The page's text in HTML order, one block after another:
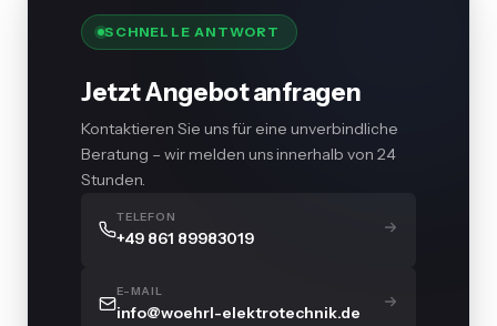
SCHNELLE ANTWORT
Jetzt Angebot anfragen
Kontaktieren Sie uns für eine unverbindliche
Beratung – wir melden uns innerhalb von 24
Stunden.
TELEFON
+49 861 89983019
E-MAIL
info@woehrl-elektrotechnik.de